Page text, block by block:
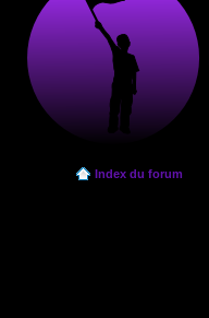
Index du forum